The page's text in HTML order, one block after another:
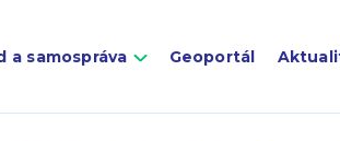
a samospráva Geoportál